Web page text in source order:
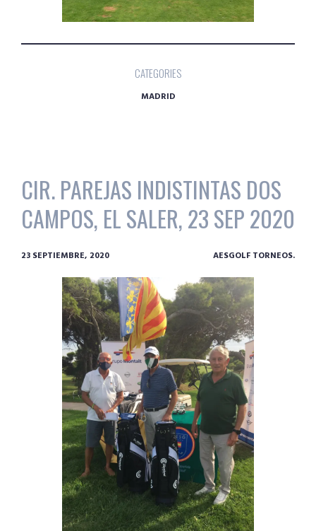
CATEGORIES
MADRID
CIR. PAREJAS INDISTINTAS DOS
CAMPOS, EL SALER, 23 SEP 2020
23 SEPTIEMBRE, 2020 AESGOLF TORNEOS.